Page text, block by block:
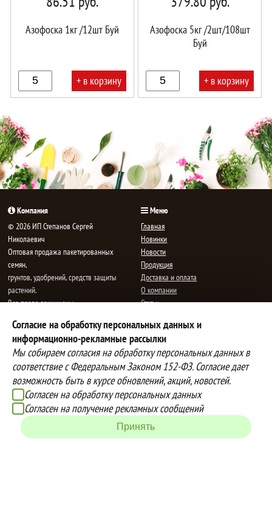
Азофоска 1кг /12шт Буй
+ в корзину
корзине!
Азофоска 5кг /2шт/108шт
Буй
+ в корзину
Согласие на обработку персональных данных и
информационно-рекламные рассылки
Мы собираем согласия на обработку персональных данных в
соответствие с Федеральным Законом 152-ФЗ. Согласие дает
возможность быть в курсе обновлений, акций, новостей.
Согласен на обработку персональных данных
Согласен на получение рекламных сообщений
Принять
Компания
© 2026 ИП Степанов Сергей
Николаевич
Oптовая продажа пакетированных
семян,
грунтов, удобрений, средств защиты
растений.
Все права защищены.
E-mail:mail@semenauspeha.ru
Телефон: +7 (8352) 28-80-34
Адрес: г. Чебоксары, пр. Мира 76 А
Меню
Главная
Новинки
Новости
Продукция
Доставка и оплата
О компании
Статьи
Способы оплаты
Вы можете оплатить покупки
наличными при получении товара,
либо выбрать другой способ оплаты
Инструкция по оплате банковской
Доставка
Наша компания осуществляет
бесплатную
доставку до терминалов транспортных
компаний.